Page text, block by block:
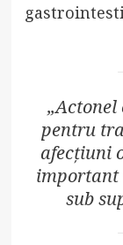
pentru
afecțiuni
important
sub